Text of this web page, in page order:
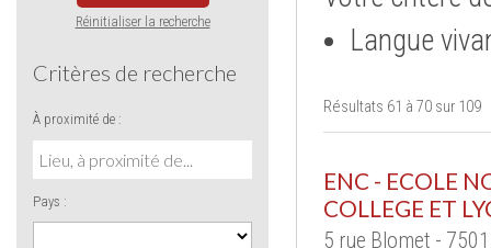
Réinitialiser la recherche
Critères de recherche
À proximité de :
Pays :
Langue
Résultats 61 à 70 sur 109
ENC - ECOLE
COLLEGE ET
5 rue Blomet -